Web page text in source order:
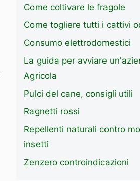
Come coltivare le fragole
Come togliere tutti i cattivi
Consumo elettrodomestici
La guida per avviare
Agricola
Pulci del cane, consigli utili
Ragnetti rossi
Repellenti naturali contro
insetti
Zenzero controindicazioni